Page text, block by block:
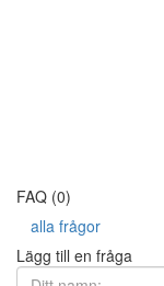
FAQ (0)
alla frågor
Lägg till en fråga